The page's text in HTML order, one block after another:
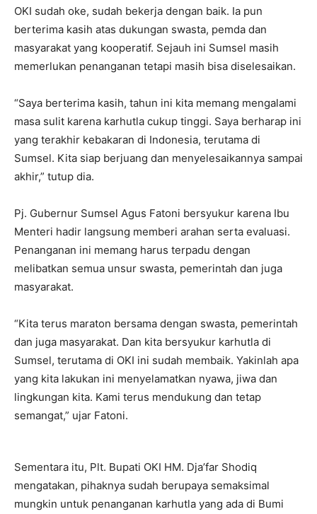
OKI sudah oke, sudah bekerja dengan baik. Ia pun
berterima kasih atas dukungan swasta, pemda dan
masyarakat yang kooperatif. Sejauh ini Sumsel masih
memerlukan penanganan tetapi masih bisa diselesaikan.
“Saya berterima kasih, tahun ini kita memang mengalami
masa sulit karena karhutla cukup tinggi. Saya berharap ini
yang terakhir kebakaran di Indonesia, terutama di
Sumsel. Kita siap berjuang dan menyelesaikannya sampai
akhir,” tutup dia.
Pj. Gubernur Sumsel Agus Fatoni bersyukur karena Ibu
Menteri hadir langsung memberi arahan serta evaluasi.
Penanganan ini memang harus terpadu dengan
melibatkan semua unsur swasta, pemerintah dan juga
masyarakat.
“Kita terus maraton bersama dengan swasta, pemerintah
dan juga masyarakat. Dan kita bersyukur karhutla di
Sumsel, terutama di OKI ini sudah membaik. Yakinlah apa
yang kita lakukan ini menyelamatkan nyawa, jiwa dan
lingkungan kita. Kami terus mendukung dan tetap
semangat,” ujar Fatoni.
Sementara itu, Plt. Bupati OKI HM. Dja’far Shodiq
mengatakan, pihaknya sudah berupaya semaksimal
mungkin untuk penanganan karhutla yang ada di Bumi